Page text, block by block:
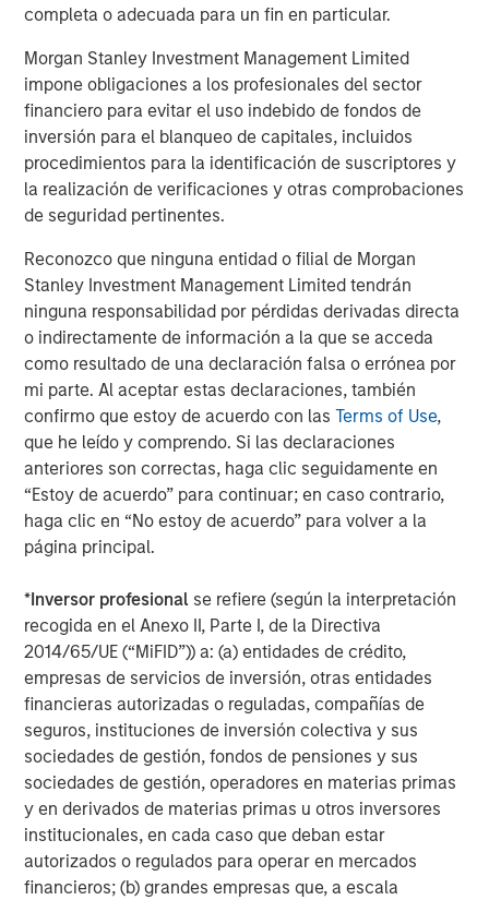
completa o adecuada para un fin en particular.
Morgan Stanley Investment Management Limited
impone obligaciones a los profesionales del sector
financiero para evitar el uso indebido de fondos de
inversión para el blanqueo de capitales, incluidos
procedimientos para la identificación de suscriptores y
la realización de verificaciones y otras comprobaciones
de seguridad pertinentes.
Reconozco que ninguna entidad o filial de Morgan
Stanley Investment Management Limited tendrán
ninguna responsabilidad por pérdidas derivadas directa
o indirectamente de información a la que se acceda
como resultado de una declaración falsa o errónea por
mi parte. Al aceptar estas declaraciones, también
confirmo que estoy de acuerdo con lasTerms of Use,
que he leído y comprendo. Si las declaraciones
anteriores son correctas, haga clic seguidamente en
“Estoy de acuerdo” para continuar; en caso contrario,
haga clic en “No estoy de acuerdo” para volver a la
página principal.
*Inversor profesional se refiere (según la interpretación
recogida en el Anexo II, Parte I, de la Directiva
2014/65/UE (“MiFID”)) a: (a) entidades de crédito,
empresas de servicios de inversión, otras entidades
financieras autorizadas o reguladas, compañías de
seguros, instituciones de inversión colectiva y sus
sociedades de gestión, fondos de pensiones y sus
sociedades de gestión, operadores en materias primas
y en derivados de materias primas u otros inversores
institucionales, en cada caso que deban estar
autorizados o regulados para operar en mercados
financieros; (b) grandes empresas que, a escala
finance, data centers, and other end markets. For more
About Morgan Stanley Capital Partners
Morgan Stanley Capital Partners, part of Morgan Stanley
Investment Management, is a leading middle-market
private equity platform that has invested capital for over
three decades. Morgan Stanley Capital Partners focuses
investments primarily in North America and seeks to
create value in portfolio companies primarily in a series
of subsectors in the business services, consumer,
healthcare, education and industrials markets with an
emphasis on driving significant organic and acquisition
growth through an operationally focused approach. For
further information about Morgan Stanley Capital
Partners, please visit
www.morganstanley.com/im/capitalpartners.
About Morgan Stanley Investment Management
Morgan Stanley Investment Management, together with
investment professionals around the world and $1.9
trillion in assets under management or supervision as of
December 31, 2025. Morgan Stanley Investment
Management strives to provide outstanding long-term
investment performance, service, and a comprehensive
suite of investment management solutions to a diverse
client base, which includes governments, institutions,
corporations and individuals worldwide. For further
information about Morgan Stanley Investment
Management, please visit
https://www.morganstanley.com/im